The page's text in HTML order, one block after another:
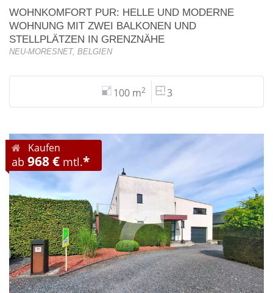
WOHNKOMFORT PUR: HELLE UND MODERNE
WOHNUNG MIT ZWEI BALKONEN UND
STELLPLÄTZEN IN GRENZNÄHE
NEU-MORESNET, BELGIEN
100 m2 3
Kaufen
ab 968 € mtl.*